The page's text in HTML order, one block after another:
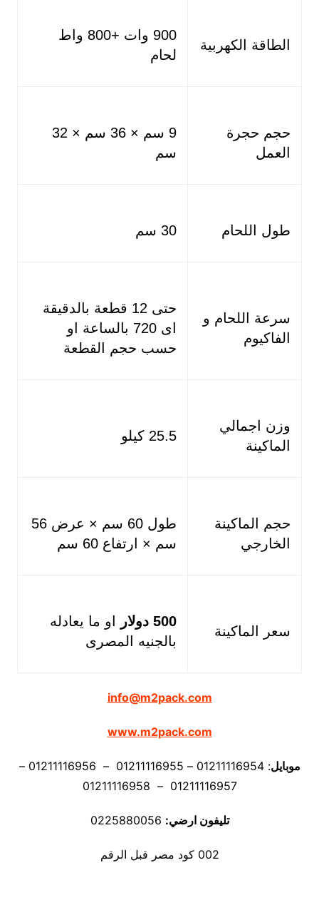
الطاقة الكهربية
900 وات +800 واط
لحام
حجم حجرة
العمل
9 سم × 36 سم × 32
سم
طول اللحام 30 سم
سرعة اللحام و
الفاكيوم
حتى 12 قطعة بالدقيقة
اى 720 بالساعة او
حسب حجم القطعة
وزن اجمالي
الماكينة
25.5 كيلو
حجم الماكينة
الخارجي
طول 60 سم × عرض 56
سم × ارتفاع 60 سم
سعر الماكينة
500 دولار
او ما يعادله
بالجنيه المصرى
info@m2pack.com
www.m2pack.com
موبايل
: 01211116954 – 01211116955 – 01211116956 –
01211116957 – 01211116958
تليفون ارضي:
002 كود مصر قبل الرقم